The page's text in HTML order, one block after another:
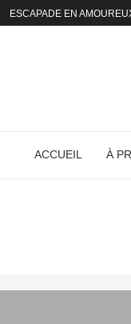
ESCAPADE EN
ACCUEIL À